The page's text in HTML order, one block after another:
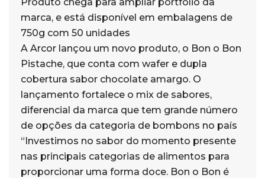
marca, e está disponível em embalagens de
750g com 50 unidades
A Arcor lançou um novo produto, o Bon o Bon
Pistache, que conta com wafer e dupla
cobertura sabor chocolate amargo. O
lançamento fortalece o mix de sabores,
diferencial da marca que tem grande número
de opções da categoria de bombons no país
“Investimos no sabor do momento presente
nas principais categorias de alimentos para
proporcionar uma forma doce. Bon o Bon é